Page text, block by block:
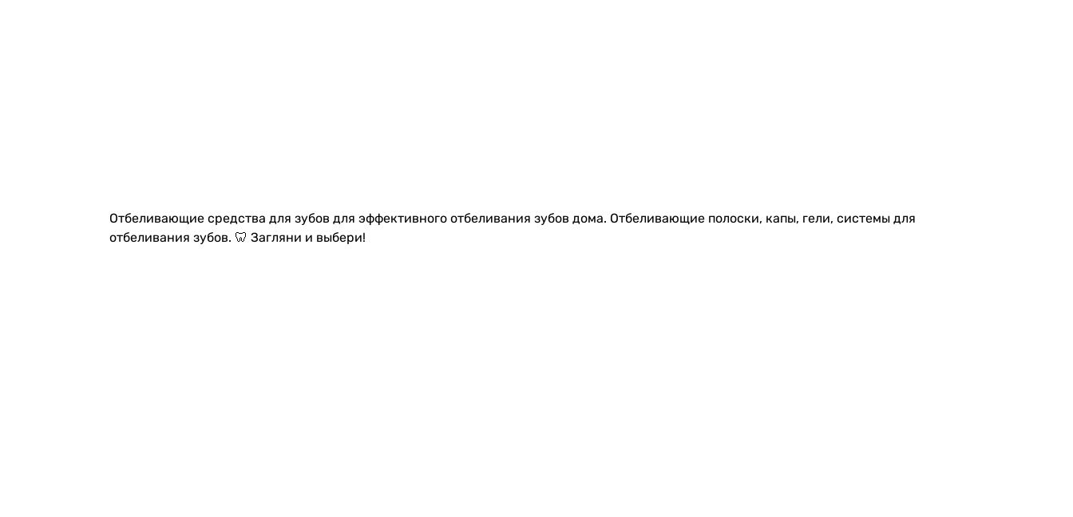
Отбеливающие средства для зубов для эффективного отбеливания зубов дома. Отбеливающие полоски, капы, гели, системы для
отбеливания зубов. 🦷 Загляни и выбери!